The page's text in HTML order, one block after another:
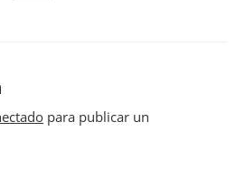
para publicar un